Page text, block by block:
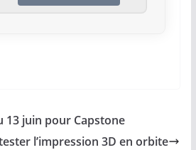
13 juin pour Capstone
l’impression 3D en orbite